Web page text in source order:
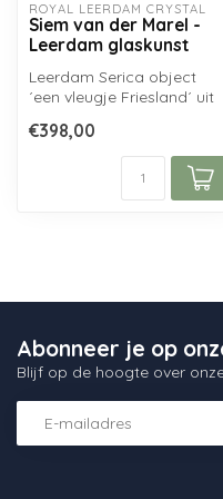
ROYAL LEERDAM CRYSTAL
Siem van der Marel -
Leerdam glaskunst
Leerdam Serica object
´een vleugje Friesland´ uit
Marel, g...
€398,00
Abonneer je op
Blijf op de hoogte over